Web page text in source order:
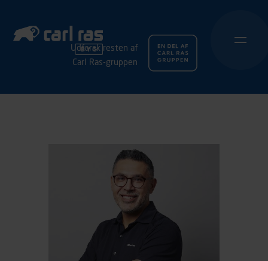
Udforsk resten af
Carl Ras-gruppen